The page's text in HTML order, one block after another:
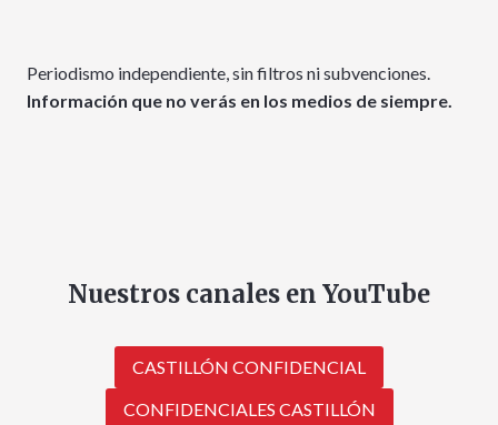
Periodismo independiente, sin filtros ni subvenciones.
Información que no verás en los medios de siempre.
Nuestros canales en YouTube
CASTILLÓN CONFIDENCIAL
CONFIDENCIALES CASTILLÓN